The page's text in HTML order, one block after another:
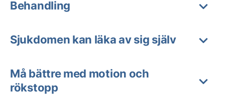
Behandling
Sjukdomen kan läka av sig själv
Må bättre med motion och
rökstopp